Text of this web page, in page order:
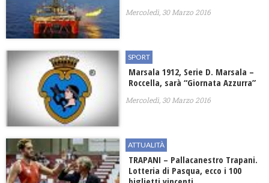
Mercoledì, 30 Marzo 2016
SPORT
Marsala 1912, Serie D. Marsala –
Roccella, sarà “Giornata Azzurra”
Mercoledì, 30 Marzo 2016
ATTUALITÀ
TRAPANI – Pallacanestro Trapani.
Lotteria di Pasqua, ecco i 100